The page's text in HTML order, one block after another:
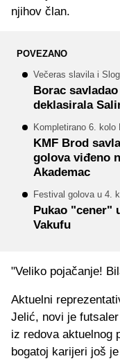
njihov član.
POVEZANO
Večeras slavila i
Borac
deklasirala
Kompletirano 6.
KMF Brod
golova viđeno
Akademac
Festival golova u 4.
Pukao "cener"
Vakufu
"Veliko pojačanje!
Aktuelni
Jelić, novi je
iz redova aktuelnog
bogatoj karijeri još